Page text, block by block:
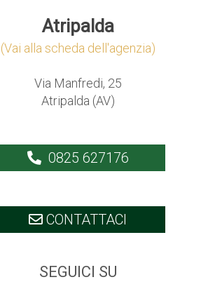
Atripalda
(Vai alla scheda dell'agenzia)
Via Manfredi, 25
Atripalda (AV)
0825 627176
CONTATTACI
SEGUICI SU